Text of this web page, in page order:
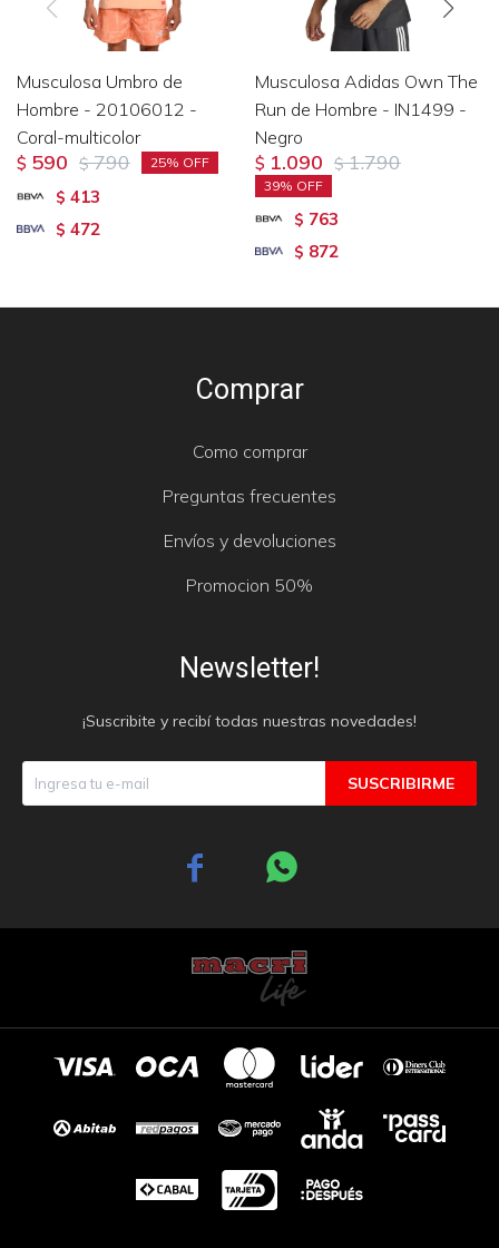
Musculosa Umbro de
Hombre - 20106012 -
Coral-multicolor
$ 590 $ 790 25
$ 413
$ 472
Musculosa Adidas Own The
Run de Hombre - IN1499 -
Negro
$ 1.090 $ 1.790
39
$ 763
$ 872
Comprar
Como comprar
Preguntas frecuentes
Envíos y devoluciones
Promocion 50%
Newsletter!
¡Suscribite y recibí todas nuestras novedades!
SUSCRIBIRME
 